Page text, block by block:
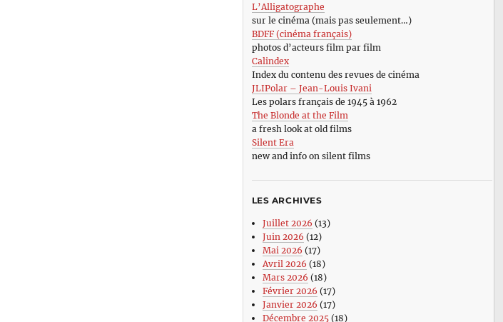
L’Alligatographe
sur le cinéma (mais pas seulement…)
BDFF (cinéma français)
photos d’acteurs film par film
Calindex
Index du contenu des revues de cinéma
JLIPolar – Jean-Louis Ivani
Les polars français de 1945 à 1962
The Blonde at the Film
a fresh look at old films
Silent Era
new and info on silent films
LES ARCHIVES
Juillet 2026 (13)
Juin 2026 (12)
Mai 2026 (17)
Avril 2026 (18)
Mars 2026 (18)
Février 2026 (17)
Janvier 2026 (17)
Décembre 2025(18)